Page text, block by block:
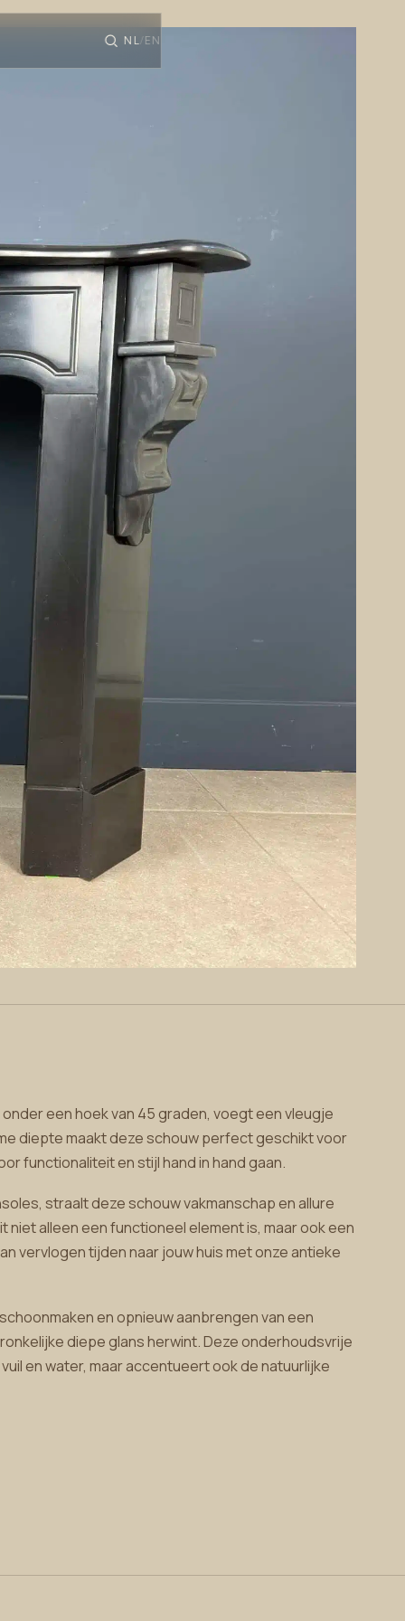
NL/EN
een hoek van 45 graden, voegt een vleugje
diepte maakt deze schouw perfect geschikt voor
functionaliteit en stijl hand in hand gaan.
straalt deze schouw vakmanschap en allure
niet alleen een functioneel element is, maar ook een
vervlogen tijden naar jouw huis met onze antieke
en opnieuw aanbrengen van een
diepe glans herwint. Deze onderhoudsvrije
en water, maar accentueert ook de natuurlijke